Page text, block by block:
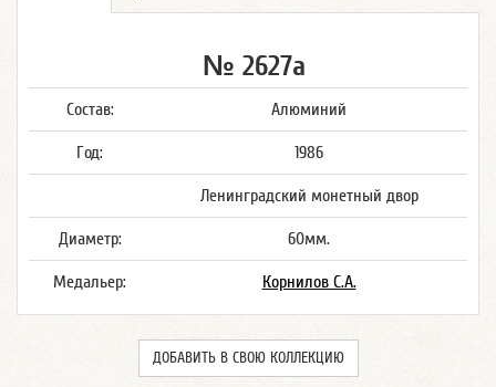
№ 2627а
Состав: Алюминий
Год: 1986
Ленинградский монетный двор
Диаметр: 60мм.
Медальер: Корнилов С.А.
ДОБАВИТЬ В СВОЮ КОЛЛЕКЦИЮ